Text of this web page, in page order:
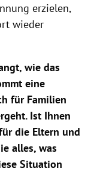
erzielen,
wieder
wie das
eine
für Familien
Ist Ihnen
die Eltern und
alles, was
Situation